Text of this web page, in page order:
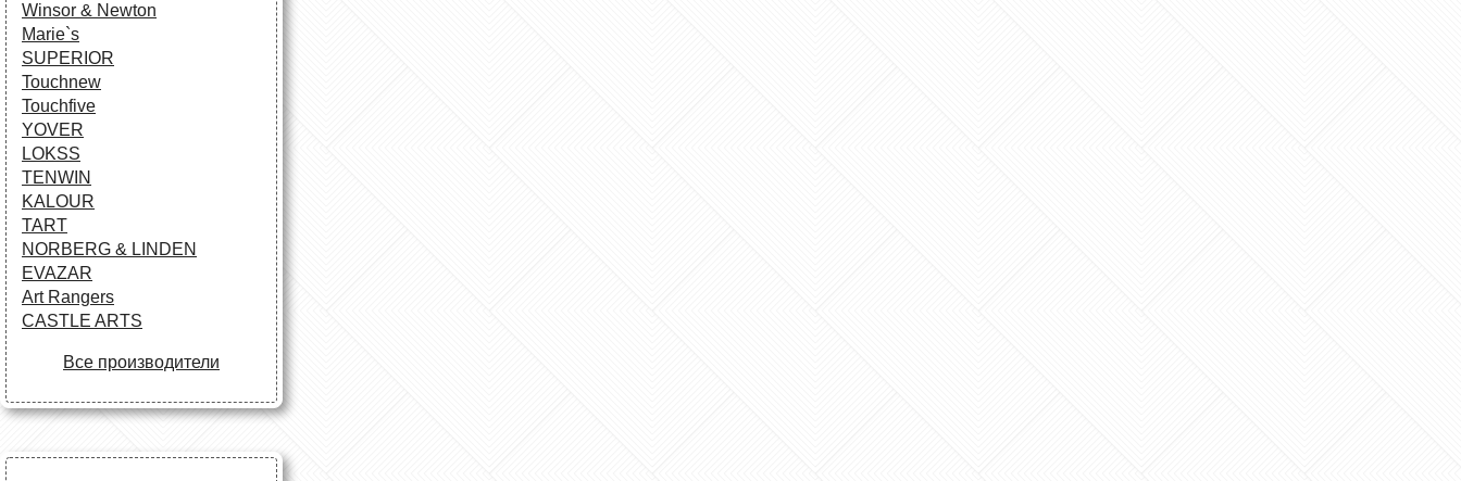
Winsor & Newton
Marie`s
SUPERIOR
Touchnew
Touchfive
YOVER
LOKSS
TENWIN
KALOUR
TART
NORBERG & LINDEN
EVAZAR
Art Rangers
CASTLE ARTS
Все производители